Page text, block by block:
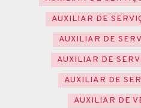
AUXILIAR DE
AUXILIAR DE
AUXILIAR DE
AUXILIAR DE
AUXILIAR DE